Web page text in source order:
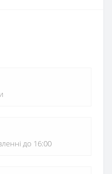
до 16:00